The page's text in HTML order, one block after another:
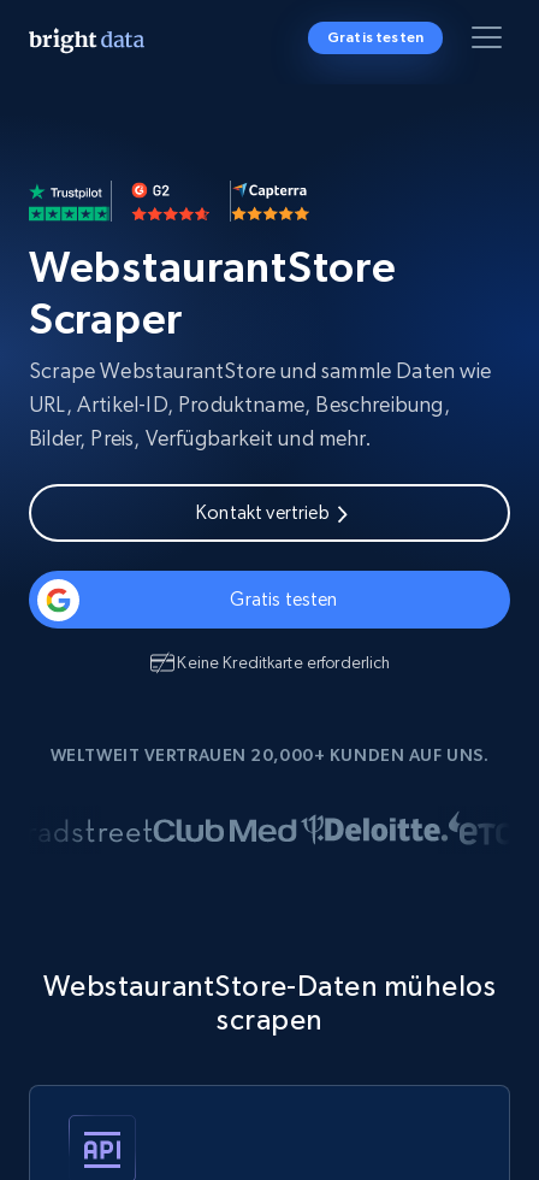
Gratis testen
WebstaurantStore
Scraper
Scrape WebstaurantStore und sammle Daten wie
URL, Artikel-ID, Produktname, Beschreibung,
Bilder, Preis, Verfügbarkeit und mehr.
Kontakt vertrieb
Gratis testen
Keine Kreditkarte erforderlich
WELTWEIT VERTRAUEN 20,000+ KUNDEN AUF UNS.
WebstaurantStore-Daten mühelos
scrapen